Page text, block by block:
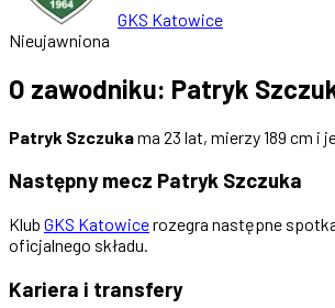
GKS Katowice
Nieujawniona
O zawodniku: Patryk
Patryk Szczukama 23 lat, mierzy 189 cm i
Następny mecz Patryk Szczuka
Klub GKS Katowicerozegra następne
oficjalnego składu.
Kariera i transfery